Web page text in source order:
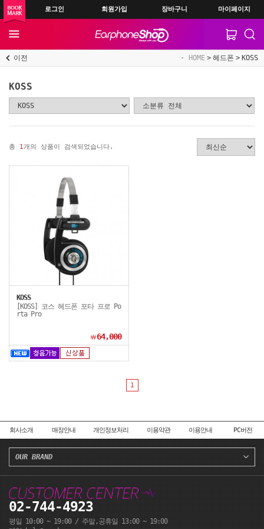
로그인 회원가입 장바구니 마이페이지
이전 HOME 헤드폰 KOSS
KOSS
총 1개의 상품이 검색되었습니다.
KOSS
[KOSS] 코스 헤드폰 포타 프로 Po
rta Pro
￦64,000
1
회사소개 매장안내 개인정보처리 이용약관 이용안내 PC버전
OUR BRAND
02-744-4923
평일 10:00 ~ 19:00 / 주말,공휴일 13:00 ~ 19:00